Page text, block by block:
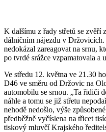
K dalšímu z řady střetů se zvěří
dálničním nájezdu v
nedokázal zareagovat na srnu,
po tvrdé srážce vzpamatovala a
Ve středu 12. května ve 21.30
D46 ve směru od Držovic na
automobilu se srnou. „Ta řidiči
náhle a tomu se již střetu
nehodě nedošlo, výše
předběžně vyčíslena na třicet
tiskový mluvčí Krajského